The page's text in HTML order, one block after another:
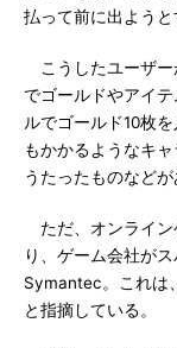
払って前に出よう
こうしたユーザー
でゴールドやアイ
ルでゴールド10枚
もかかるようなキ
うたったものなどが
ただ、オンライン
り、ゲーム会社が
Symantec。これは
と指摘している。